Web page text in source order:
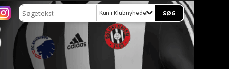
Kun i Klubnyheder